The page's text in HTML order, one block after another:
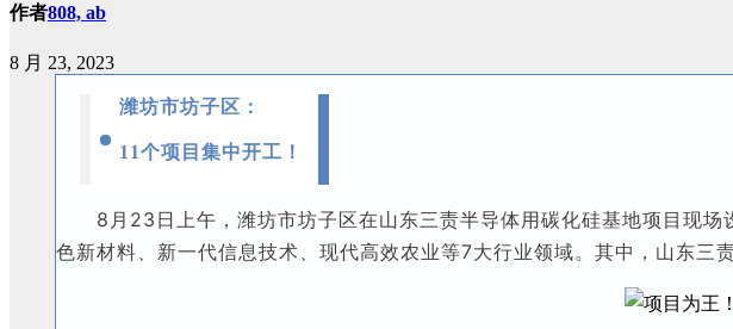
作者808, ab
8 月 23, 2023
潍坊市坊子区：
11个项目集中开工！
8月23日上午，潍坊市坊子区在山东三责半导体用碳化硅基地项目现场
色新材料、新一代信息技术、现代高效农业等7大行业领域。 其中，山东三